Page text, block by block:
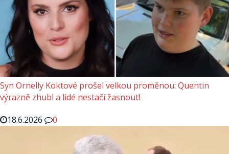
Syn Ornelly Koktové prošel velkou proměnou: Quentin
výrazně zhubl a lidé nestačí žasnout!
18.6.2026
0